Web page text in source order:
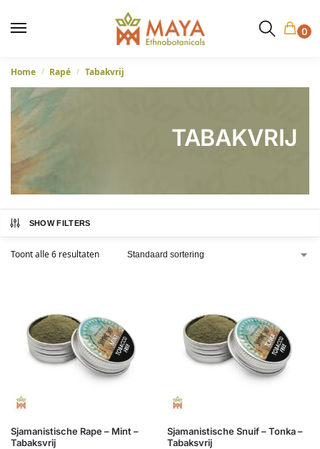
0
Home / Rapé / Tabakvrij
TABAKVRIJ
SHOW FILTERS
Toont alle 6 resultaten
Sjamanistische Rape – Mint –
Tabaksvrij
Sjamanistische Snuif – Tonka –
Tabaksvrij